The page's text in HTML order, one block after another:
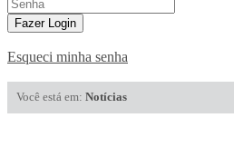
Fazer Login
Esqueci minha senha
Você está em: Notícias